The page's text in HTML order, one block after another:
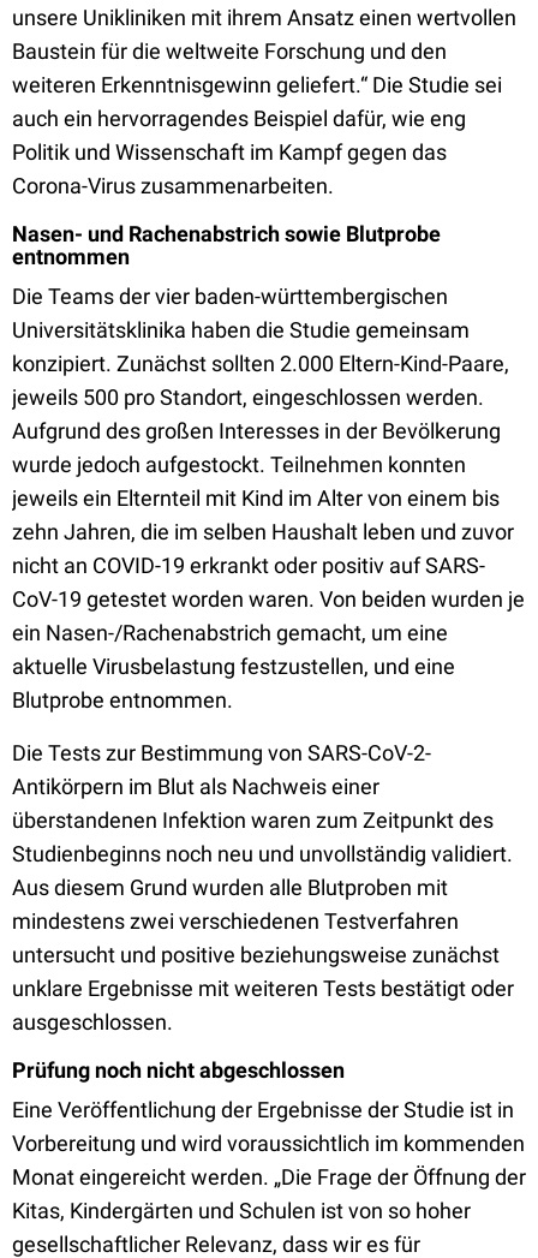
unsere Unikliniken mit ihrem Ansatz einen wertvollen
Baustein für die weltweite Forschung und den
weiteren Erkenntnisgewinn geliefert.“ Die Studie sei
auch ein hervorragendes Beispiel dafür, wie eng
Politik und Wissenschaft im Kampf gegen das
Corona-Virus zusammenarbeiten.
Nasen- und Rachenabstrich sowie Blutprobe
entnommen
Die Teams der vier baden-württembergischen
Universitätsklinika haben die Studie gemeinsam
konzipiert. Zunächst sollten 2.000 Eltern-Kind-Paare,
jeweils 500 pro Standort, eingeschlossen werden.
Aufgrund des großen Interesses in der Bevölkerung
wurde jedoch aufgestockt. Teilnehmen konnten
jeweils ein Elternteil mit Kind im Alter von einem bis
zehn Jahren, die im selben Haushalt leben und zuvor
nicht an COVID-19 erkrankt oder positiv auf SARS-
CoV-19 getestet worden waren. Von beiden wurden je
ein Nasen-/Rachenabstrich gemacht, um eine
aktuelle Virusbelastung festzustellen, und eine
Blutprobe entnommen.
Die Tests zur Bestimmung von SARS-CoV-2-
Antikörpern im Blut als Nachweis einer
überstandenen Infektion waren zum Zeitpunkt des
Studienbeginns noch neu und unvollständig validiert.
Aus diesem Grund wurden alle Blutproben mit
mindestens zwei verschiedenen Testverfahren
untersucht und positive beziehungsweise zunächst
unklare Ergebnisse mit weiteren Tests bestätigt oder
ausgeschlossen.
Prüfung noch nicht abgeschlossen
Eine Veröffentlichung der Ergebnisse der Studie ist in
Vorbereitung und wird voraussichtlich im kommenden
Monat eingereicht werden. „Die Frage der Öffnung der
Kitas, Kindergärten und Schulen ist von so hoher
gesellschaftlicher Relevanz, dass wir es für